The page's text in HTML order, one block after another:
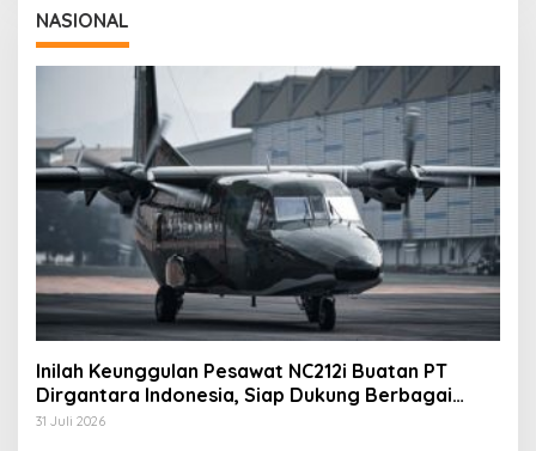
NASIONAL
Inilah Keunggulan Pesawat NC212i Buatan PT
Dirgantara Indonesia, Siap Dukung Berbagai
Operasi TNI
31 Juli 2026